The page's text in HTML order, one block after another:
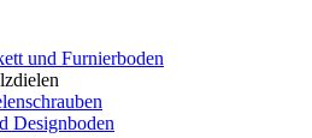
und Furnierboden
Designboden